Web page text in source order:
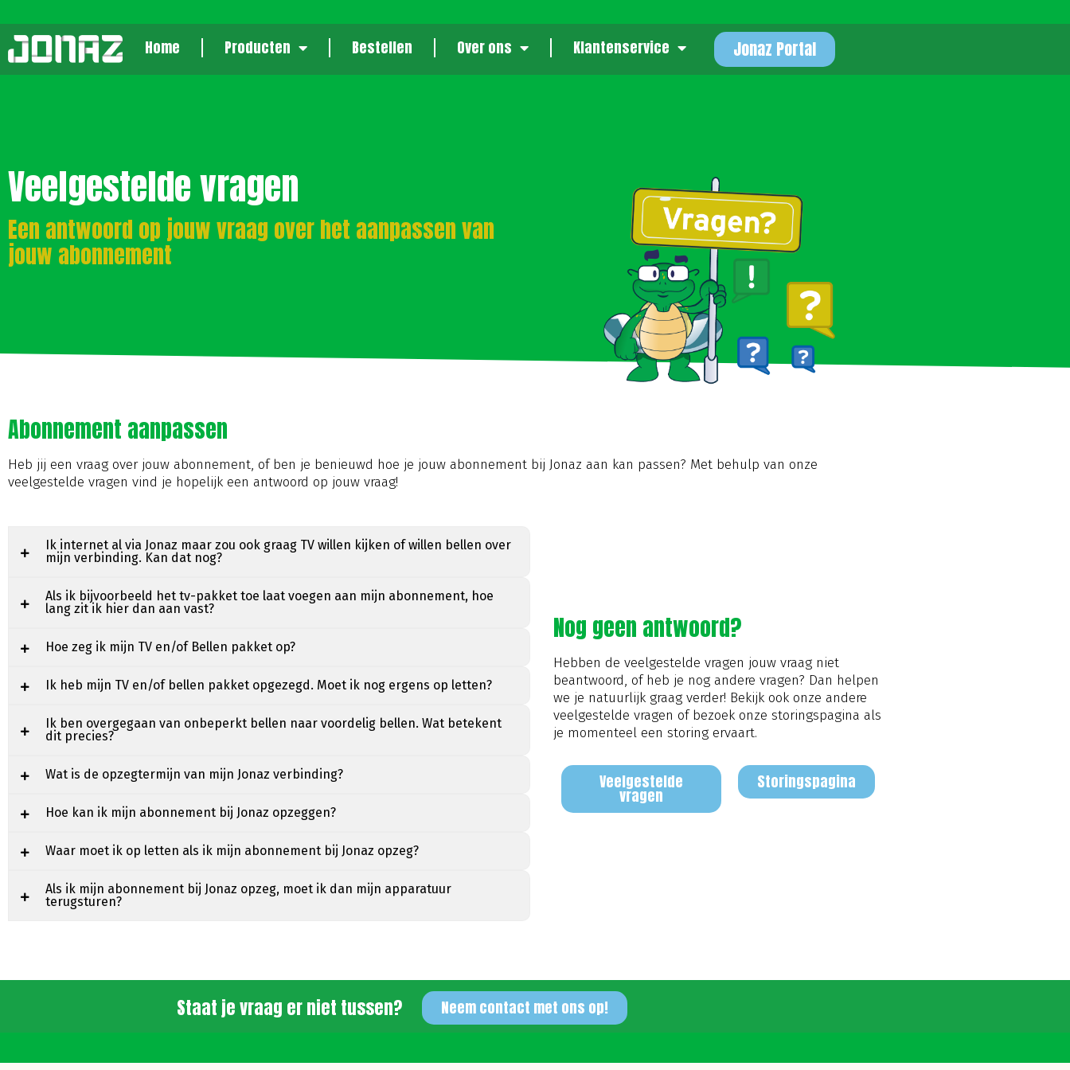
Home Producten Bestellen Over ons Klantenservice Jonaz Portal
Veelgestelde vragen
Een antwoord op jouw vraag over het aanpassen van
jouw abonnement
Abonnement aanpassen
Heb jij een vraag over jouw abonnement, of ben je benieuwd hoe je jouw abonnement bij Jonaz aan kan passen? Met behulp van onze
veelgestelde vragen vind je hopelijk een antwoord op jouw vraag!
Ik internet al via Jonaz maar zou ook graag TV willen kijken of willen bellen over
mijn verbinding. Kan dat nog?
Als ik bijvoorbeeld het tv-pakket toe laat voegen aan mijn abonnement, hoe
lang zit ik hier dan aan vast?
Hoe zeg ik mijn TV en/of Bellen pakket op?
Ik heb mijn TV en/of bellen pakket opgezegd. Moet ik nog ergens op letten?
Ik ben overgegaan van onbeperkt bellen naar voordelig bellen. Wat betekent
dit precies?
Wat is de opzegtermijn van mijn Jonaz verbinding?
Hoe kan ik mijn abonnement bij Jonaz opzeggen?
Waar moet ik op letten als ik mijn abonnement bij Jonaz opzeg?
Als ik mijn abonnement bij Jonaz opzeg, moet ik dan mijn apparatuur
terugsturen?
Nog geen antwoord?
Hebben de veelgestelde vragen jouw vraag niet
beantwoord, of heb je nog andere vragen? Dan helpen
we je natuurlijk graag verder! Bekijk ook onze andere
veelgestelde vragen of bezoek onze storingspagina als
je momenteel een storing ervaart.
Veelgestelde
vragen
Storingspagina
Staat je vraag er niet tussen? Neem contact met ons op!